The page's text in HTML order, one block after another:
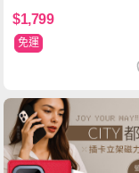
$1,799
免運